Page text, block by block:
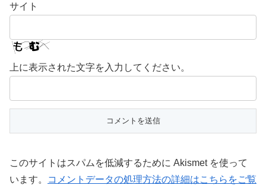
サイト
上に表示された文字を入力してください。
このサイトはスパムを低減するために Akismet を使って
います。
コメントデータの処理方法の詳細はこちらをご覧